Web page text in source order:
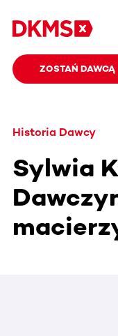
ZOSTAŃ DAWCĄ
Historia Dawcy
Sylwia